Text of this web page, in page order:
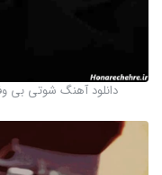
دانلود آهنگ شوتی بی